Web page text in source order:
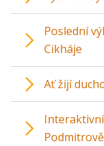
Poslední
Cikháje
Ať žijí
Podmitrově